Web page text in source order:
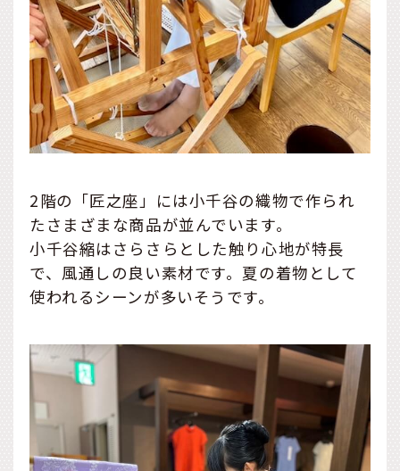
2階の「匠之座」には小千谷の織物で作られ
たさまざまな商品が並んでいます。
小千谷縮はさらさらとした触り心地が特長
で、風通しの良い素材です。夏の着物として
使われるシーンが多いそうです。